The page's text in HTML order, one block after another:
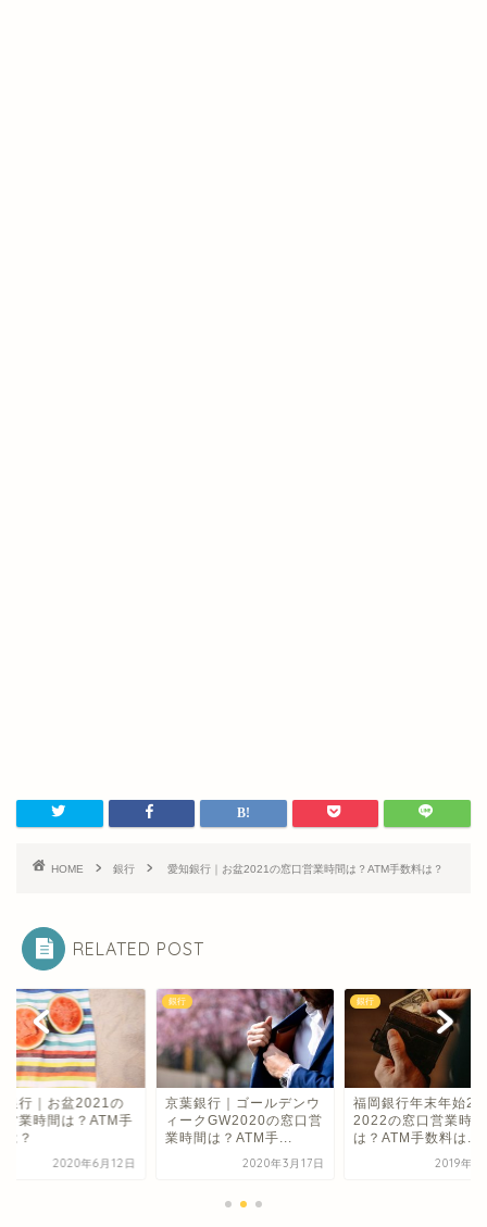
HOME 銀行 愛知銀行｜お盆2021の窓口営業時間は？ATM手数料は？
RELATED POST
銀行｜お盆2021の
営業時間は？ATM手
は？
2020年6月12日
銀行
京葉銀行｜ゴールデンウ
ィークGW2020の窓口営
業時間は？ATM手...
2020年3月17日
銀行
福岡銀行年末年始
2022の窓口営業時間
は？ATM手数料は...
2019年11